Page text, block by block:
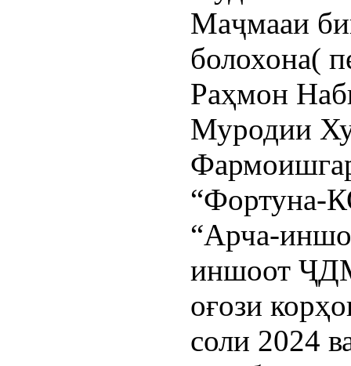
Маҷмааи
болохона(
Раҳмон
Муродии
“Фортуна-
“Арча-
иншоот
оғози
соли 2024